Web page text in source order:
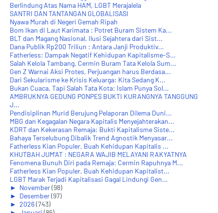
Berlindung Atas Nama HAM, LGBT Merajalela
SANTRI DAN TANTANGAN GLOBALISASI
Nyawa Murah di Negeri Gemah Ripah
Bom Ikan di Laut Karimata : Potret Buram Sistem Ka...
BLT dan Magang Nasional, Ilusi Sejahtera dari Sist...
Dana Publik Rp200 Triliun : Antara Janji Produktiv...
Fatherless: Dampak Negatif Kehidupan Kapitalisme-S...
Salah Kelola Tambang, Cermin Buram Tata Kelola Sum...
Gen Z Warnai Aksi Protes, Perjuangan harus Berdasa...
Dari Sekularisme ke Krisis Keluarga: Kita Sedang K...
Bukan Cuaca, Tapi Salah Tata Kota: Islam Punya Sol...
AMBRUKNYA GEDUNG PONPES BUKTI KURANGNYA TANGGUNG
J...
Pendisiplinan Murid Berujung Pelaporan Dilema Duni...
MBG dan Kegagalan Negara Kapitalis Menyejahterakan...
KDRT dan Kekerasan Remaja: Bukti Kapitalisme Siste...
Bahaya Terselubung Dibalik Trend Agnostik Menyasar...
Fatherless Kian Populer, Buah Kehidupan Kapitalis ...
KHUTBAH JUM'AT : NEGARA WAJIB MELAYANI RAKYATNYA
Fenomena Bunuh Diri pada Remaja: Cermin Rapuhnya M...
Fatherless Kian Populer, Buah Kehidupan Kapitalist...
LGBT Marak Terjadi Kapitalisasi Gagal Lindungi Gen...
► November(98)
► Desember(97)
► 2026(743)